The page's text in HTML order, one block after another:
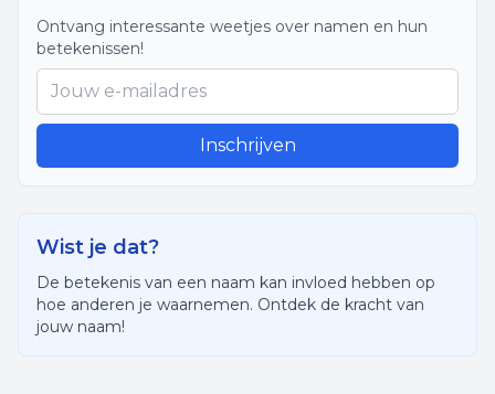
Ontvang interessante weetjes over namen en hun
betekenissen!
Inschrijven
Wist je dat?
De betekenis van een naam kan invloed hebben op
hoe anderen je waarnemen. Ontdek de kracht van
jouw naam!